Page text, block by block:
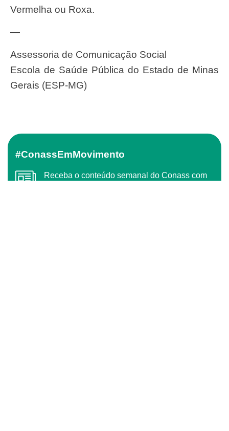
Vermelha ou Roxa.
—
Assessoria de Comunicação Social
Escola de Saúde Pública do Estado de Minas
Gerais (ESP-MG)
#ConassEmMovimento
Receba o conteúdo semanal do Conass com